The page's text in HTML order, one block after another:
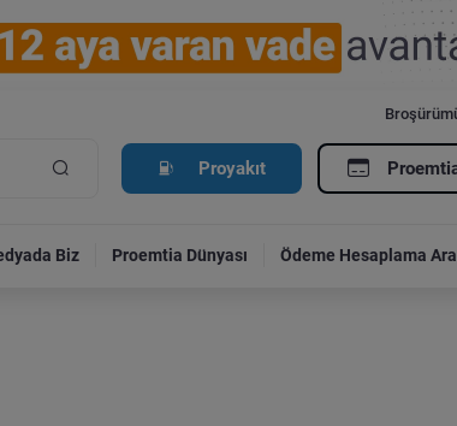
Proyakıt
Biz Proemtia Dünyası Ödeme Hesaplama